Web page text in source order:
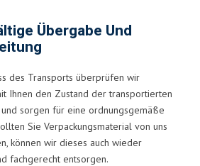
Übergabe Und
des Transports überprüfen wir
Ihnen den Zustand der transportierten
sorgen für eine ordnungsgemäße
Sie Verpackungsmaterial von uns
können wir dieses auch wieder
fachgerecht entsorgen.